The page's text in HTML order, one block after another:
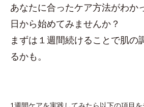
あなたに合ったケア方法がわか
日から始めてみませんか？
まずは１週間続けることで肌の
るかも。